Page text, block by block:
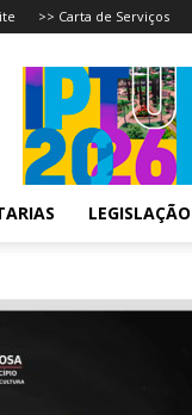
>> Carta de Serviços
LEGISLAÇÃO